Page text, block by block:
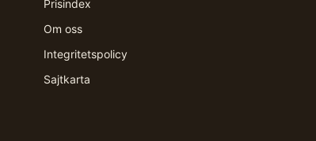
Prisindex
Om oss
Integritetspolicy
Sajtkarta